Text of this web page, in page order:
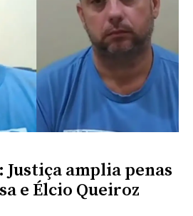
Justiça amplia penas
e Élcio Queiroz